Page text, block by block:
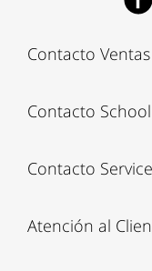
Contacto Ventas
Contacto School
Contacto Service
Atención al